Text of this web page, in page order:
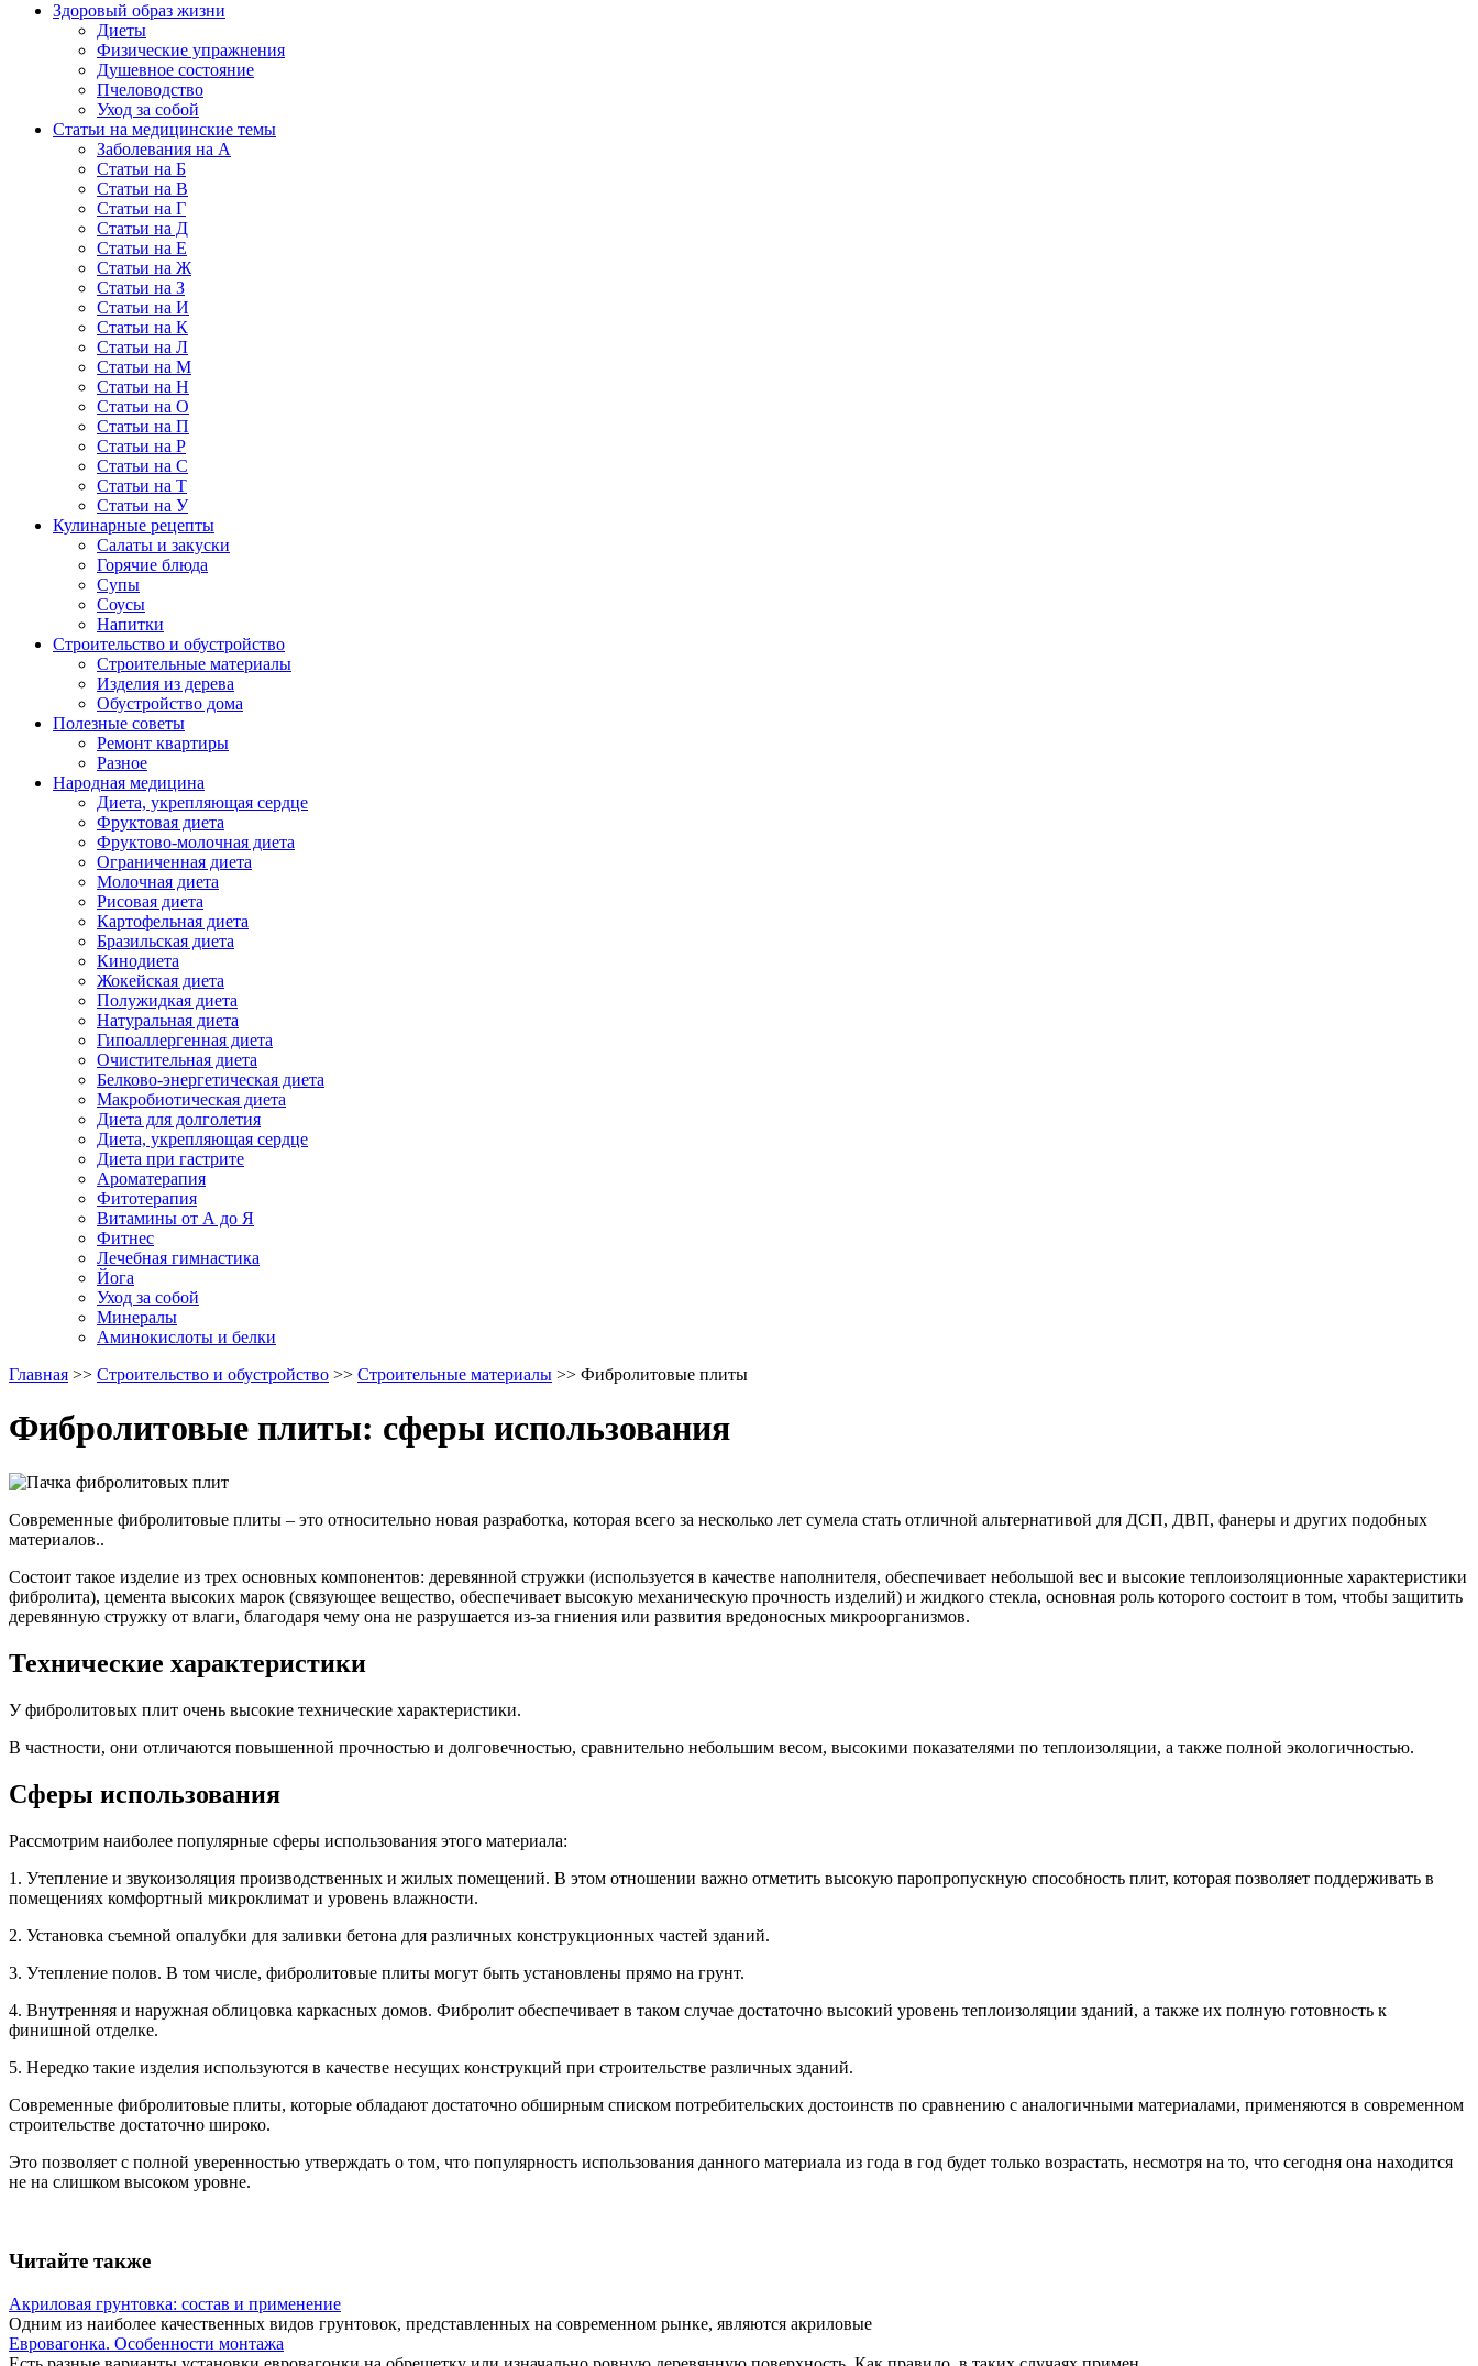
Здоровый образ жизни
Диеты
Физические упражнения
Душевное состояние
Пчеловодство
Уход за собой
Статьи на медицинские темы
Заболевания на А
Статьи на Б
Статьи на В
Статьи на Г
Статьи на Д
Статьи на Е
Статьи на Ж
Статьи на З
Статьи на И
Статьи на К
Статьи на Л
Статьи на М
Статьи на Н
Статьи на О
Статьи на П
Статьи на Р
Статьи на С
Статьи на Т
Статьи на У
Кулинарные рецепты
Салаты и закуски
Горячие блюда
Супы
Соусы
Напитки
Строительство и обустройство
Строительные материалы
Изделия из дерева
Обустройство дома
Полезные советы
Ремонт квартиры
Разное
Народная медицина
Диета, укрепляющая сердце
Фруктовая диета
Фруктово-молочная диета
Ограниченная диета
Молочная диета
Рисовая диета
Картофельная диета
Бразильская диета
Кинодиета
Жокейская диета
Полужидкая диета
Натуральная диета
Гипоаллергенная диета
Очистительная диета
Белково-энергетическая диета
Макробиотическая диета
Диета для долголетия
Диета, укрепляющая сердце
Диета при гастрите
Ароматерапия
Фитотерапия
Витамины от А до Я
Фитнес
Лечебная гимнастика
Йога
Уход за собой
Минералы
Аминокислоты и белки
Главная >> Строительство и обустройство >> Строительные материалы >> Фибролитовые плиты
Фибролитовые плиты: сферы использования
Современные фибролитовые плиты – это относительно новая разработка, которая всего за несколько лет сумела стать отличной альтернативой для ДСП, ДВП, фанеры и других подобных
материалов..
Состоит такое изделие из трех основных компонентов: деревянной стружки (используется в качестве наполнителя, обеспечивает небольшой вес и высокие теплоизоляционные характеристики
фибролита), цемента высоких марок (связующее вещество, обеспечивает высокую механическую прочность изделий) и жидкого стекла, основная роль которого состоит в том, чтобы защитить
деревянную стружку от влаги, благодаря чему она не разрушается из-за гниения или развития вредоносных микроорганизмов.
Технические характеристики
У фибролитовых плит очень высокие технические характеристики.
В частности, они отличаются повышенной прочностью и долговечностью, сравнительно небольшим весом, высокими показателями по теплоизоляции, а также полной экологичностью.
Сферы использования
Рассмотрим наиболее популярные сферы использования этого материала:
1. Утепление и звукоизоляция производственных и жилых помещений. В этом отношении важно отметить высокую паропропускную способность плит, которая позволяет поддерживать в
помещениях комфортный микроклимат и уровень влажности.
2. Установка съемной опалубки для заливки бетона для различных конструкционных частей зданий.
3. Утепление полов. В том числе, фибролитовые плиты могут быть установлены прямо на грунт.
4. Внутренняя и наружная облицовка каркасных домов. Фибролит обеспечивает в таком случае достаточно высокий уровень теплоизоляции зданий, а также их полную готовность к
финишной отделке.
5. Нередко такие изделия используются в качестве несущих конструкций при строительстве различных зданий.
Современные фибролитовые плиты, которые обладают достаточно обширным списком потребительских достоинств по сравнению с аналогичными материалами, применяются в современном
строительстве достаточно широко.
Это позволяет с полной уверенностью утверждать о том, что популярность использования данного материала из года в год будет только возрастать, несмотря на то, что сегодня она находится
не на слишком высоком уровне.
Читайте также
Акриловая грунтовка: состав и применение
Одним из наиболее качественных видов грунтовок, представленных на современном рынке, являются акриловые
Евровагонка. Особенности монтажа